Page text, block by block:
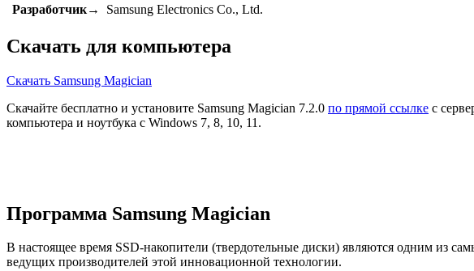
Разработчик→
Samsung Electronics Co., Ltd.
Скачать для компьютера
Скачать Samsung Magician
Скачайте бесплатно и установите Samsung Magician 7.2.0 по прямой ссылке с
компьютера и ноутбука с Windows 7, 8, 10, 11.
Программа Samsung Magician
В настоящее время SSD-накопители (твердотельные диски) являются одним из
ведущих производителей этой инновационной технологии.